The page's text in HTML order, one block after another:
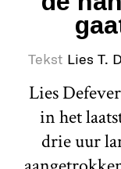
Tekst Lies T.
Lies
in het
drie uur